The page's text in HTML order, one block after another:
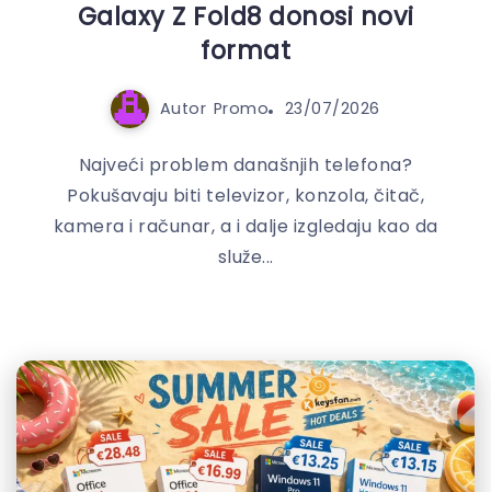
Galaxy Z Fold8 donosi novi
format
Autor Promo 23/07/2026
Najveći problem današnjih telefona?
Pokušavaju biti televizor, konzola, čitač,
kamera i računar, a i dalje izgledaju kao da
služe...